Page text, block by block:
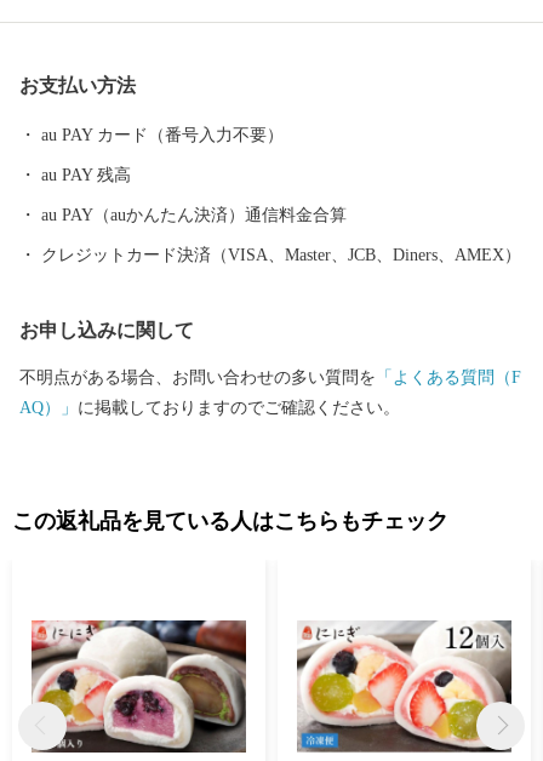
テ・希少価値の高いホッカイシマエビなど様々な海産物が豊富に
水揚げされています。
お支払い方法
au PAY カード（番号入力不要）
au PAY 残高
au PAY（auかんたん決済）通信料金合算
クレジットカード決済（VISA、Master、JCB、Diners、AMEX）
お申し込みに関して
不明点がある場合、お問い合わせの多い質問を 「よくある質問（F
AQ）」 に掲載しておりますのでご確認ください。
この返礼品を見ている人はこちらもチェック